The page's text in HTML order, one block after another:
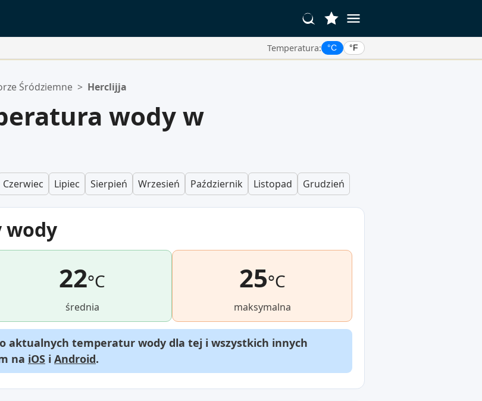
Temperatura: °C °F
Śródziemne > Herclijja
wody w
Czerwiec Lipiec Sierpień Wrzesień Październik Listopad Grudzień
wody
22°C
średnia
25°C
maksymalna
aktualnych temperatur wody dla tej i wszystkich innych
na iOS i Android.